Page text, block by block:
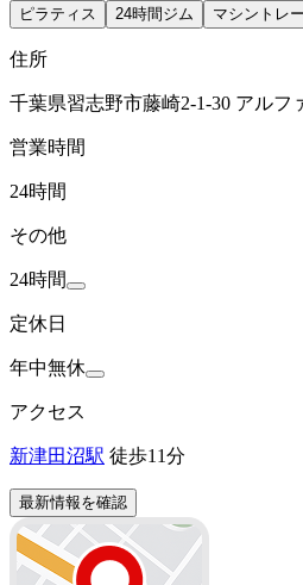
ピラティス
24時間ジム マシントレ
住所
千葉県習志野市藤崎2-1-30 アルフ
営業時間
24時間
その他
24時間
定休日
年中無休
アクセス
新津田沼駅 徒歩11分
最新情報を確認